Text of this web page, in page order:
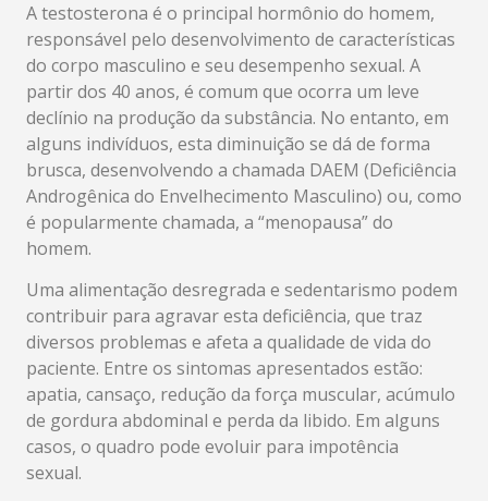
A testosterona é o principal hormônio do homem,
responsável pelo desenvolvimento de características
do corpo masculino e seu desempenho sexual. A
partir dos 40 anos, é comum que ocorra um leve
declínio na produção da substância. No entanto, em
alguns indivíduos, esta diminuição se dá de forma
brusca, desenvolvendo a chamada DAEM (Deficiência
Androgênica do Envelhecimento Masculino) ou, como
é popularmente chamada, a “menopausa” do
homem.
Uma alimentação desregrada e sedentarismo podem
contribuir para agravar esta deficiência, que traz
diversos problemas e afeta a qualidade de vida do
paciente. Entre os sintomas apresentados estão:
apatia, cansaço, redução da força muscular, acúmulo
de gordura abdominal e perda da libido. Em alguns
casos, o quadro pode evoluir para impotência
sexual.